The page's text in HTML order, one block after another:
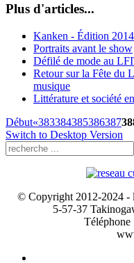
Plus d'articles...
Kanken - Édition 2014
Portraits avant le show
Défilé de mode au
Retour sur la Fête du
musique
Littérature et société
Début«383384385386387
Switch to Desktop Version
© Copyright 2012-2024 -
5-57-37